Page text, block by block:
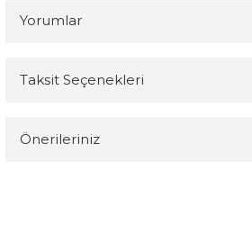
Yorumlar
Taksit Seçenekleri
Önerileriniz